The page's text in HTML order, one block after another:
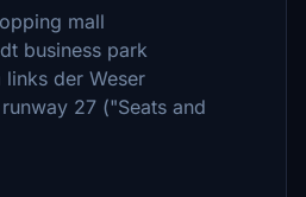
mall
business park
der Weser
27 ("Seats and